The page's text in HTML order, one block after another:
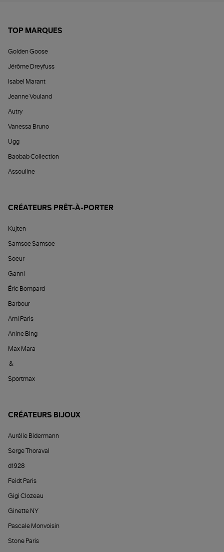
TOP MARQUES
Golden Goose
Jérôme Dreyfuss
Isabel Marant
Jeanne Vouland
Autry
Vanessa Bruno
Ugg
Baobab Collection
Assouline
CRÉATEURS PRÊT-À-PORTER
Kujten
Samsoe Samsoe
Soeur
Ganni
Éric Bompard
Barbour
Ami Paris
Anine Bing
Max Mara
&
Sportmax
CRÉATEURS BIJOUX
Aurélie Bidermann
Serge Thoraval
d1928
Feidt Paris
Gigi Clozeau
Ginette NY
Pascale Monvoisin
Stone Paris